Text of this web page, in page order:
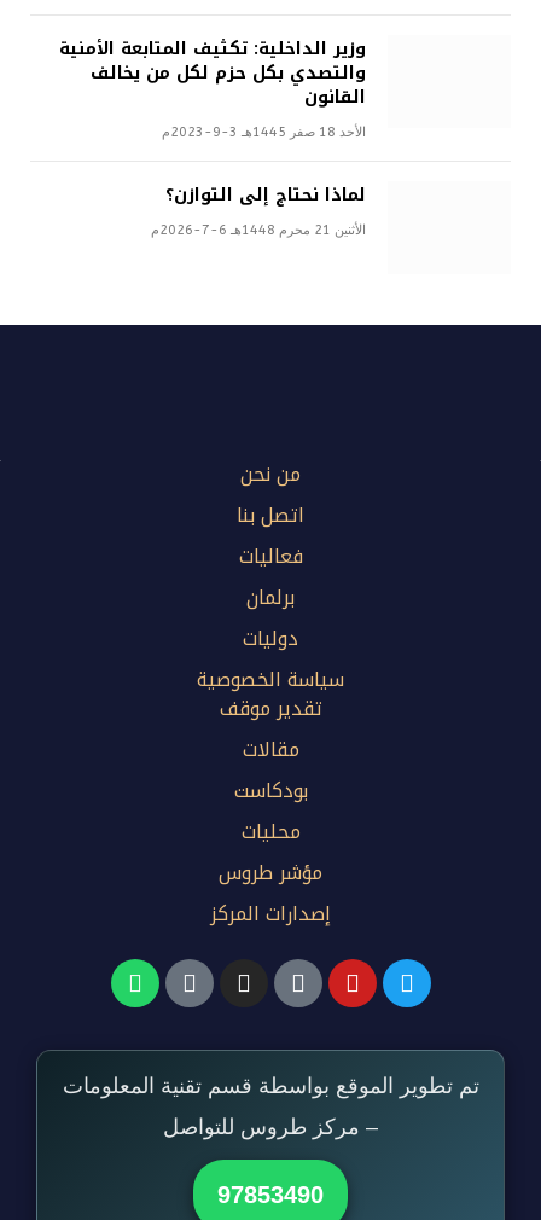
وزير الداخلية: تكثيف المتابعة الأمنية
والتصدي بكل حزم لكل من يخالف
القانون
الأحد 18 صفر 1445هـ 3-9-2023م
لماذا نحتاج إلى التوازن؟
الأثنين 21 محرم 1448هـ 6-7-2026م
من نحن
اتصل بنا
فعاليات
برلمان
دوليات
سياسة الخصوصية
تقدير موقف
مقالات
بودكاست
محليات
مؤشر طروس
إصدارات المركز
تم تطوير الموقع بواسطة قسم تقنية المعلومات
– مركز طروس للتواصل
97853490